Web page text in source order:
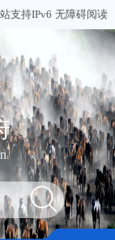
支持IPv6 无障碍阅读